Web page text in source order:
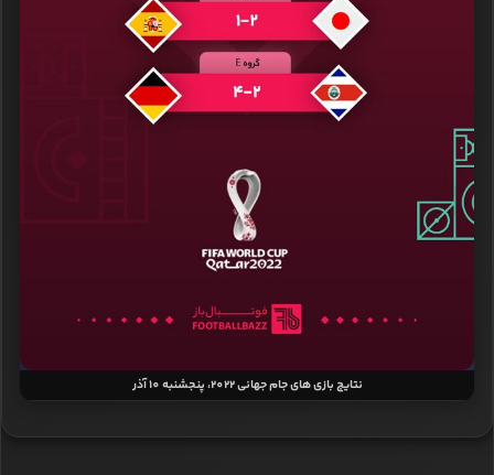
نتایج بازی‌ های جام جهانی 2022، پنجشنبه 10 آذر